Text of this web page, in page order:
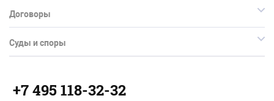
Договоры
Суды и споры
+7 495 118-32-32